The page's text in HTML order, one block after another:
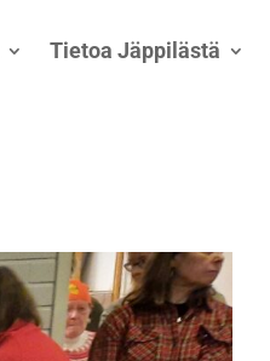
Tietoa Jäppilästä